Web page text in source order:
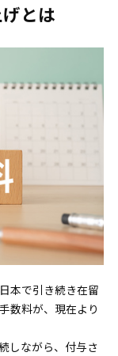
とは
本で引き続き在留
数料が、現在より
しながら、付与さ